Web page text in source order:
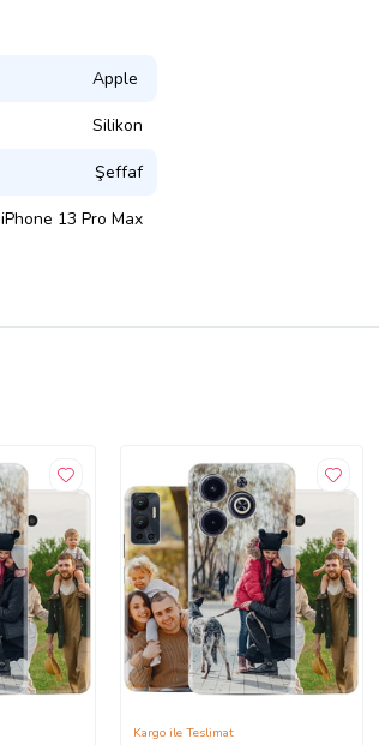
Apple
Silikon
Şeffaf
iPhone 13 Pro Max
Kargo ile Teslimat